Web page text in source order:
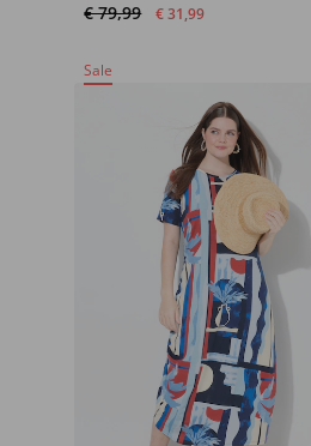
€ 79,99 € 31,99
Sale